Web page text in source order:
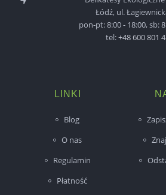
Łódź, ul.
pon-pt: 8:00 - 18:00, sb:
tel:+48 600 801
LINKI
Blog
O nas
Regulamin
Płatność